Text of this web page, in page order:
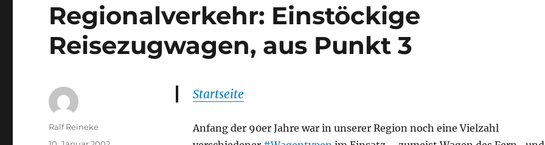
Regionalverkehr: Einstöckige
Reisezugwagen, aus Punkt 3
Startseite
Anfang der 90er Jahre war in unserer Region noch eine Vielzahl
Autor
Ralf Reineke